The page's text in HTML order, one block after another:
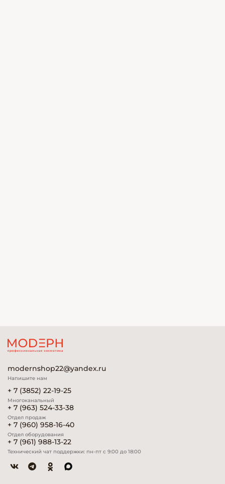
modernshop22@yandex.ru
Напишите нам
+ 7 (3852) 22-19-25
Многоканальный
+ 7 (963) 524-33-38
Отдел продаж
+ 7 (960) 958-16-40
Отдел оборудования
+ 7 (961) 988-13-22
Технический чат поддержки: пн-пт с 9:00 до 18:00